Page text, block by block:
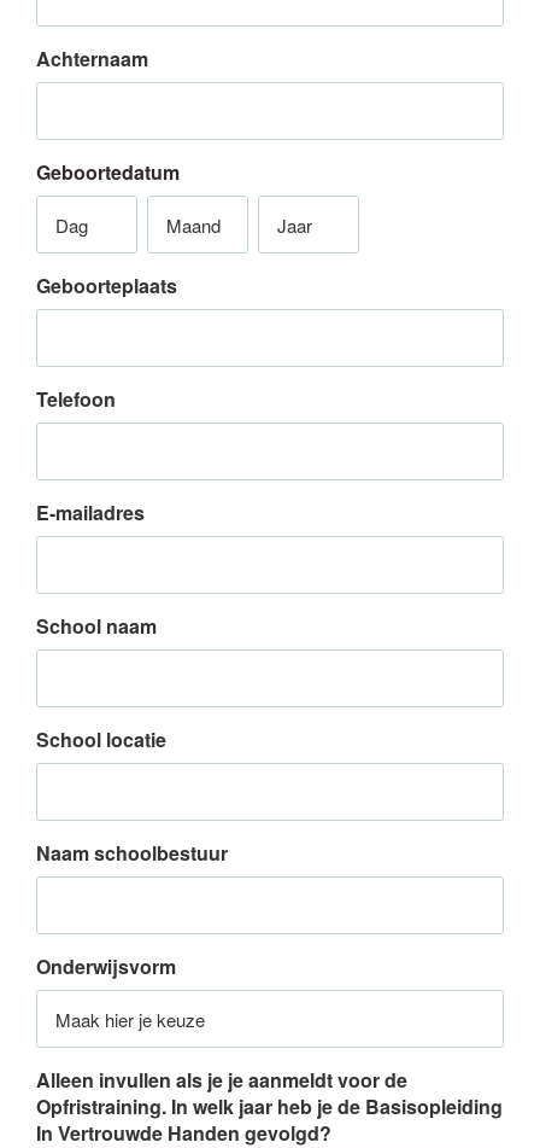
Achternaam
Geboortedatum
Dag Maand Jaar
Geboorteplaats
Telefoon
E-mailadres
School naam
School locatie
Naam schoolbestuur
Onderwijsvorm
Alleen invullen als je je aanmeldt voor de
Opfristraining. In welk jaar heb je de Basisopleiding
In Vertrouwde Handen gevolgd?